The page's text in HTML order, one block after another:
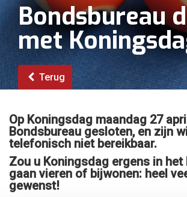
Bondsbureau
met
Terug
Op Koningsdag maandag 27
Bondsbureau gesloten, en zijn
telefonisch niet bereikbaar.
Zou u Koningsdag ergens in het
gaan vieren of bijwonen: heel
gewenst!